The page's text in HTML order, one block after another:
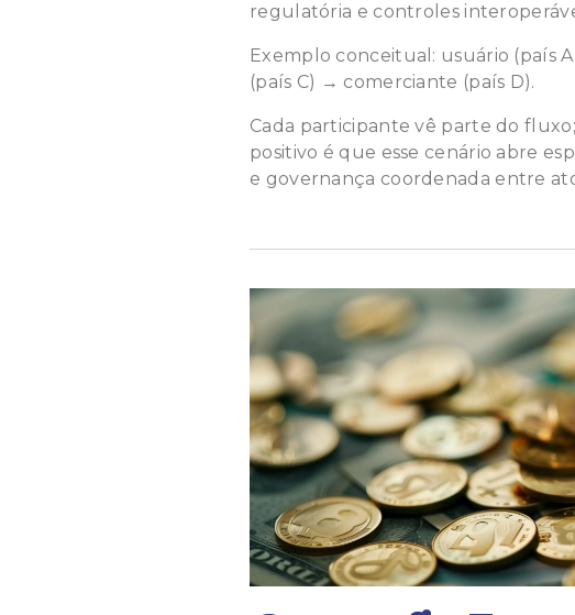
regulatória e controles
Exemplo conceitual: usuário (país
(país C) → comerciante (país D).
Cada participante vê parte do
positivo é que esse cenário abre
e governança coordenada entre